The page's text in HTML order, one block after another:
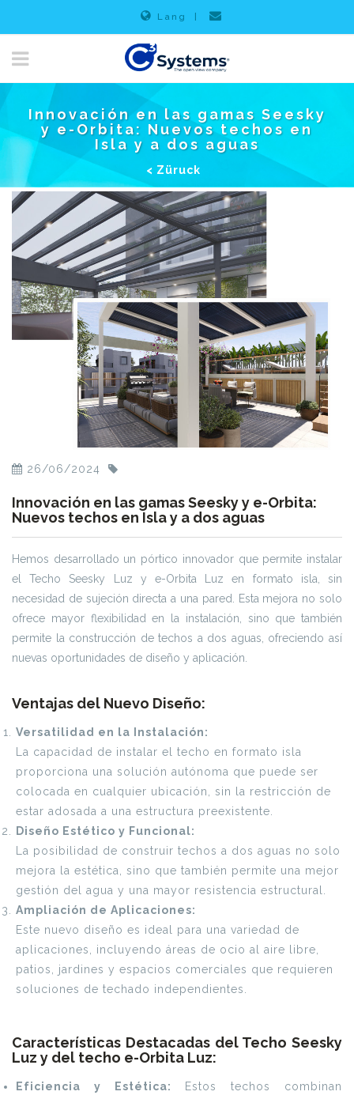
Lang
Innovación en las gamas Seesky
y e-Orbita: Nuevos techos en
Isla y a dos aguas
< Züruck
26/06/2024
Innovación en las gamas Seesky y e-Orbita:
Nuevos techos en Isla y a dos aguas
Hemos desarrollado un pórtico innovador que permite instalar
el Techo Seesky Luz y e-Orbita Luz en formato isla, sin
necesidad de sujeción directa a una pared. Esta mejora no solo
ofrece mayor flexibilidad en la instalación, sino que también
permite la construcción de techos a dos aguas, ofreciendo así
nuevas oportunidades de diseño y aplicación.
Ventajas del Nuevo Diseño:
Versatilidad en la Instalación:
La capacidad de instalar el techo en formato isla
proporciona una solución autónoma que puede ser
colocada en cualquier ubicación, sin la restricción de
estar adosada a una estructura preexistente.
Diseño Estético y Funcional:
La posibilidad de construir techos a dos aguas no solo
mejora la estética, sino que también permite una mejor
gestión del agua y una mayor resistencia estructural.
Ampliación de Aplicaciones:
Este nuevo diseño es ideal para una variedad de
aplicaciones, incluyendo áreas de ocio al aire libre,
patios, jardines y espacios comerciales que requieren
soluciones de techado independientes.
Características Destacadas del Techo Seesky
Luz y del techo e-Orbita Luz:
Eficiencia y Estética:
Estos techos combinan